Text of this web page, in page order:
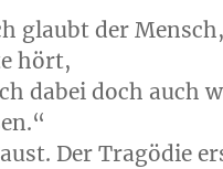
glaubt der
hört,
dabei doch auch
Der Tragödie